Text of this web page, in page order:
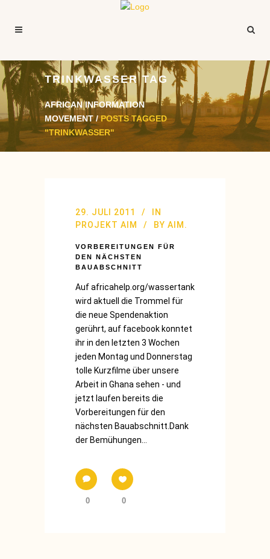
TRINKWASSER TAG
AFRICAN INFORMATION
MOVEMENT/POSTS TAGGED
"TRINKWASSER"
29. JULI 2011
IN
PROJEKT AIM
BY AIM.
VORBEREITUNGEN FÜR
DEN NÄCHSTEN
BAUABSCHNITT
Auf africahelp.org/wassertank
wird aktuell die Trommel für
die neue Spendenaktion
gerührt, auf facebook konntet
ihr in den letzten 3 Wochen
jeden Montag und Donnerstag
tolle Kurzfilme über unsere
Arbeit in Ghana sehen - und
jetzt laufen bereits die
Vorbereitungen für den
nächsten Bauabschnitt.Dank
der Bemühungen...
0 0